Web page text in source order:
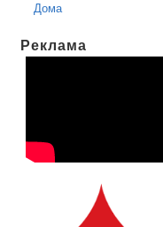
Дома
Реклама